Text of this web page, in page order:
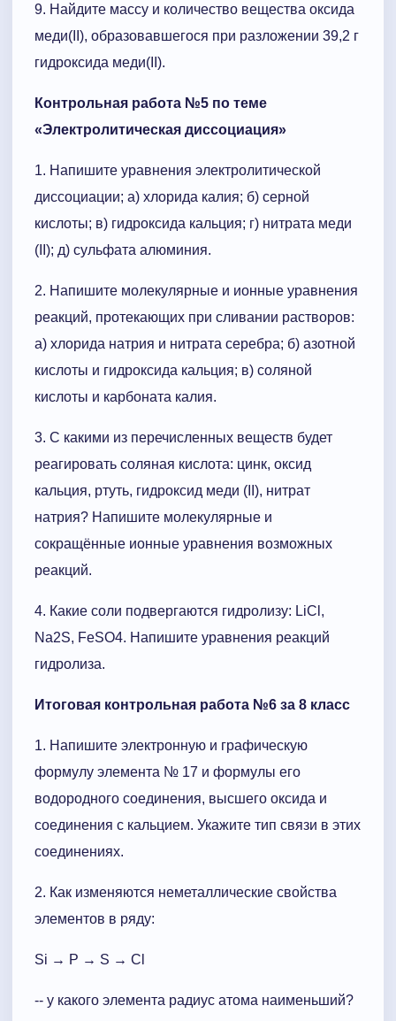
9. Найдите массу и количество вещества оксида
меди(II), образовавшегося при разложении 39,2 г
гидроксида меди(II).
Контрольная работа №5 по теме
«Электролитическая диссоциация»
1. Напишите уравнения электролитической
диссоциации; а) хлорида калия; б) серной
кислоты; в) гидроксида кальция; г) нитрата меди
(II); д) сульфата алюминия.
2. Напишите молекулярные и ионные уравнения
реакций, протекающих при сливании растворов:
а) хлорида натрия и нитрата серебра; б) азотной
кислоты и гидроксида кальция; в) соляной
кислоты и карбоната калия.
3. С какими из перечисленных веществ будет
реагировать соляная кислота: цинк, оксид
кальция, ртуть, гидроксид меди (II), нитрат
натрия? Напишите молекулярные и
сокращённые ионные уравнения возможных
реакций.
4. Какие соли подвергаются гидролизу: LiCl,
Na2S, FeSO4. Напишите уравнения реакций
гидролиза.
Итоговая контрольная работа №6 за 8 класс
1. Напишите электронную и графическую
формулу элемента № 17 и формулы его
водородного соединения, высшего оксида и
соединения с кальцием. Укажите тип связи в этих
соединениях.
2. Как изменяются неметаллические свойства
элементов в ряду:
Si → P → S → Cl
-- у какого элемента радиус атома наименьший?